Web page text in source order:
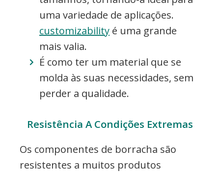
uma variedade de aplicações.
customizability é uma grande
mais valia.
É como ter um material que se
molda às suas necessidades, sem
perder a qualidade.
Resistência A Condições Extremas
Os componentes de borracha são
resistentes a muitos produtos